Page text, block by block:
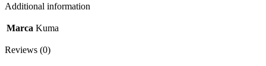
Additional information
Marca Kuma
Reviews (0)